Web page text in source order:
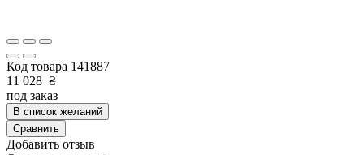
Код товара 141887
11 028 ₴
под заказ
В список желаний
Сравнить
Добавить отзыв